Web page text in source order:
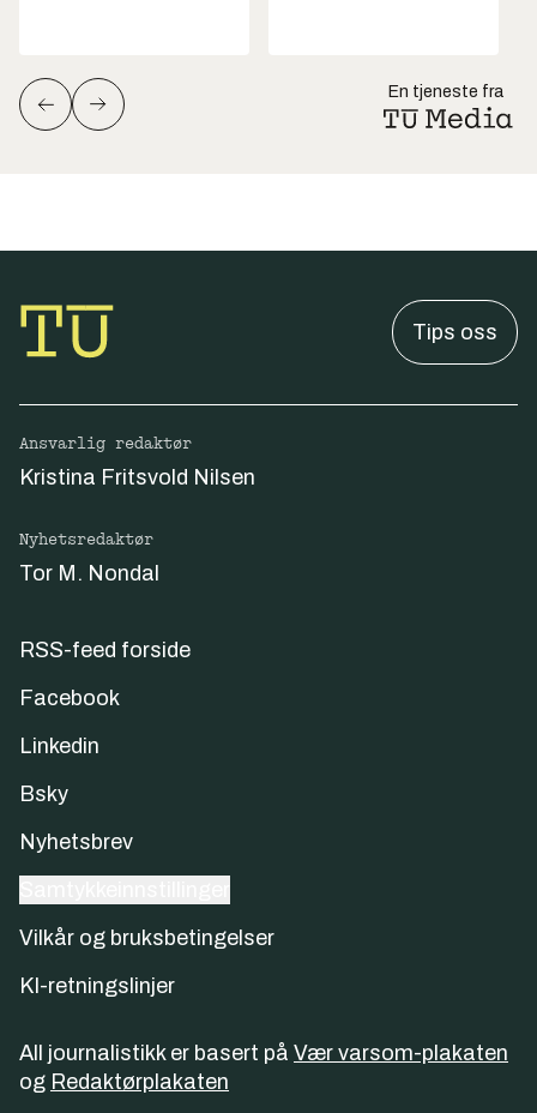
En tjeneste fra
Tips oss
Ansvarlig redaktør
Kristina Fritsvold Nilsen
Nyhetsredaktør
Tor M. Nondal
RSS-feed forside
Facebook
Linkedin
Bsky
Nyhetsbrev
Vilkår og bruksbetingelser
KI-retningslinjer
All journalistikk er basert på Vær varsom-plakaten
og Redaktørplakaten